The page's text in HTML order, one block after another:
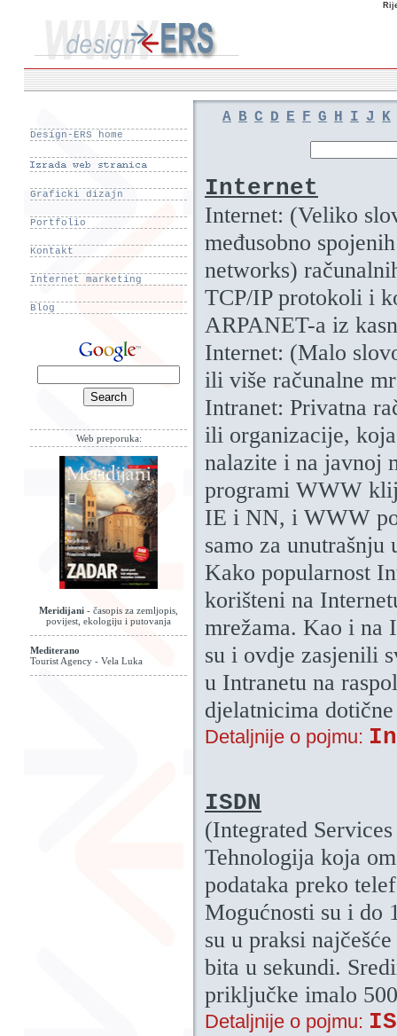
Design-ERS home
Graficki dizajn
Portfolio
Kontakt
Internet marketing
Blog
Web preporuka:
Meridijani - časopis za zemljopis,
povijest, ekologiju i putovanja
Mediterano
Tourist Agency - Vela Luka
A B C D E F G H I J K
Internet
Internet: (Veliko
međusobno
networks)
TCP/IP protokoli i
ARPANET-a iz
Internet: (Malo
ili više računalne
Intranet: Privatna
ili organizacije,
nalazite i na javnoj
programi WWW
IE i NN, i WWW
samo za unutrašnju
Kako popularnost
korišteni na
mrežama. Kao i na
su i ovdje zasjenili
u Intranetu na
djelatnicima
Detaljnije o pojmu:
ISDN
(Integrated
Tehnologija koja
podataka preko
Mogućnosti su i do
su u praksi
bita u sekundi.
priključke imalo
Detaljnije o pojmu: